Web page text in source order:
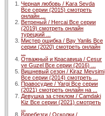
Черная любовь / Kara Sevda
Все серии (2015) смотреть
онлайн ...
Ветреный / Hercai Все серии
(2019) смотреть онлайн
турецкий ...
Мистер ошибка / Bay Yanlis Все
серии (2020) смотреть онлайн
Отважный и Красавица / Cesur
ve Guzel Все серии (2016) ...
Вишневый сезон / Kiraz Mevsimi
Все серии (2014) смотреть ...
Правосудие / Yargi Все серии
(2021) смотреть онлайн на ...
Девушка за стеклом / Camdaki
Kiz Все серии (2021) смотреть
Вдребезги / Осколки /